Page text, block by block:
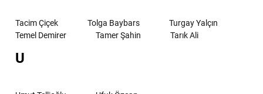
Tacim Çiçek Tolga Baybars
Turgay Yalçın
Temel Demirer
Tamer Şahin Tarık Ali
U